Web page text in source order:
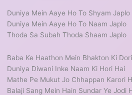
Duniya Mein Aaye Ho To Shyam Japlo
Duniya Mein Aaye Ho To Naam Japlo
Thoda Sa Subah Thoda Shaam Japlo
Baba Ke Haathon Mein Bhakton Ki
Duniya Diwani Inke Naam Ki Hori Hai
Mathe Pe Mukut Jo Chhappan Karori
Balaji Sang Mein Hain Sundar Ye Jodi